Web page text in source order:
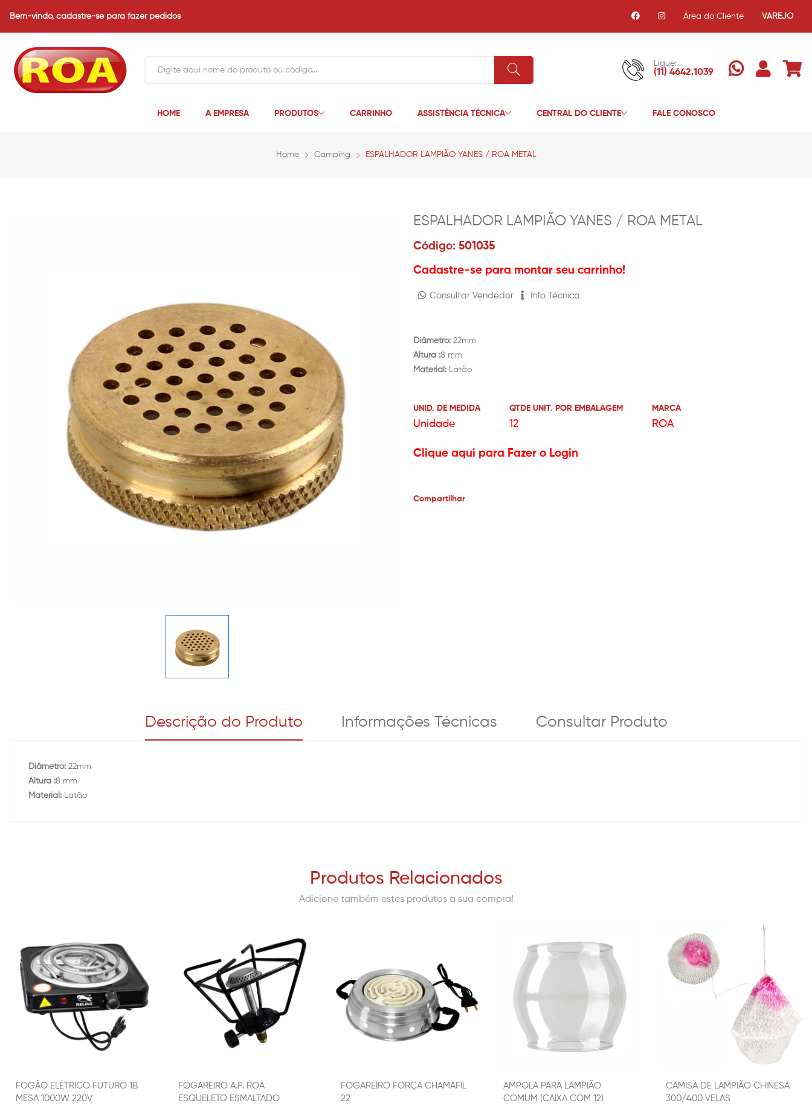
Bem-vindo, cadastre-se para fazer pedidos Área do Cliente VAREJO
Ligue:
(11) 4642.1039
HOME A EMPRESA PRODUTOS CARRINHO ASSISTÊNCIA TÉCNICA CENTRAL DO CLIENTE FALE CONOSCO
Home Camping ESPALHADOR LAMPIÃO YANES / ROA METAL
ESPALHADOR LAMPIÃO YANES / ROA METAL
Código: 501035
Cadastre-se para montar seu carrinho!
Consultar Vendedor Info Técnica
Diâmetro: 22mm
Altura :8 mm
Material: Latão
UNID. DE MEDIDA
Unidade
QTDE UNIT. POR EMBALAGEM
12
MARCA
ROA
Clique aqui para Fazer o Login
Compartilhar
Descrição do Produto Informações Técnicas Consultar Produto
Diâmetro: 22mm
Altura :8 mm
Material: Latão
Produtos Relacionados
Adicione também estes produtos a sua compra!
FOGÃO ELÉTRICO FUTURO 1B
MESA 1000W 220V
FOGAREIRO A.P. ROA
ESQUELETO ESMALTADO
FOGAREIRO FORÇA CHAMAFIL
22
AMPOLA PARA LAMPIÃO
COMUM (CAIXA COM 12)
CAMISA DE LAMPIÃO CHINESA
300/400 VELAS